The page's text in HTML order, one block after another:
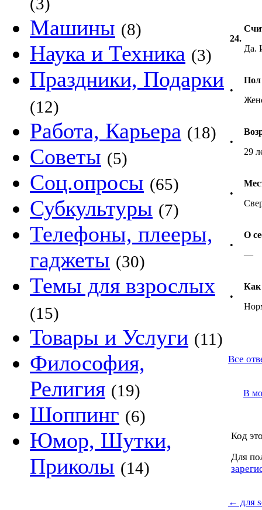
Машины (8)
Наука и Техника (3)
Праздники, Подарки
(12)
Работа, Карьера (18)
Советы (5)
Соц.опросы (65)
Субкультуры (7)
Телефоны, плееры,
гаджеты (30)
Темы для взрослых
(15)
Товары и Услуги (11)
Философия,
Религия (19)
Шоппинг (6)
Юмор, Шутки,
Приколы (14)
24.
Да.
•
Пол
•
29
•
•
О
—
•
Как
Все
В
Код
Для
← для